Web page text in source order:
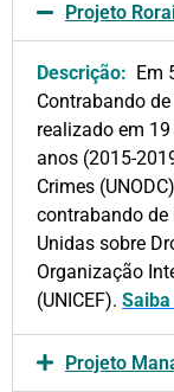
Projeto
Descrição: Em
Contrabando
realizado em
anos (2015-
Crimes
contrabando de
Unidas sobre
Organização
(UNICEF).
Projeto